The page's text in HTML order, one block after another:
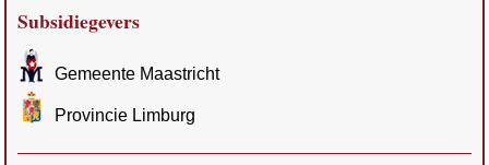
Subsidiegevers
Gemeente Maastricht
Provincie Limburg